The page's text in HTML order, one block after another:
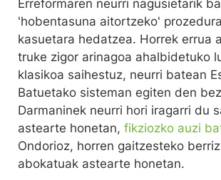
Erreformaren neurri nagusietarik
'hobentasuna aitortzeko'
kasuetara hedatzea. Horrek errua
truke zigor arinagoa ahalbidetuko
klasikoa saihestuz, neurri batean
Batuetako sisteman egiten den
Darmaninek neurri hori iragarri du
astearte honetan, fikziozko auzi
Ondorioz, horren gaitzesteko
abokatuak astearte honetan.